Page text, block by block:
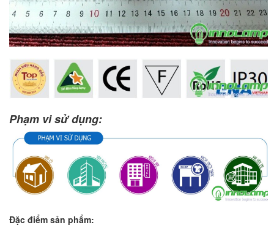
Phạm vi sử dụng:
Đặc điểm sản phẩm: